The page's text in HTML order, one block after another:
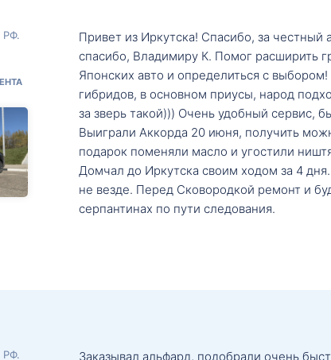
РФ.
Привет из Иркутска! Спасибо, за честный
спасибо, Владимиру К. Помог расширить
Японских авто и определиться с
гибридов, в основном приусы, народ
за зверь такой))) Очень удобный сервис,
Выиграли Аккорда 20 июня, получить
подарок поменяли масло и угостили
Домчал до Иркутска своим ходом за 4
не везде. Перед Сковородкой ремонт и
серпантинах по пути следования.
РФ.
Заказывал альфард, подобрали очень